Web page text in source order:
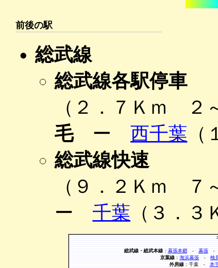
前後の駅
総武線
総武線各駅停車
（２．７Ｋｍ ２
毛ー 西千葉
総武線快速
（９．２Ｋｍ ７
ー 千葉 （３．
総武線・総武本線： 幕張本郷- 幕張
京葉線 ： 海浜幕張 - 検
外房線：千葉 - 本